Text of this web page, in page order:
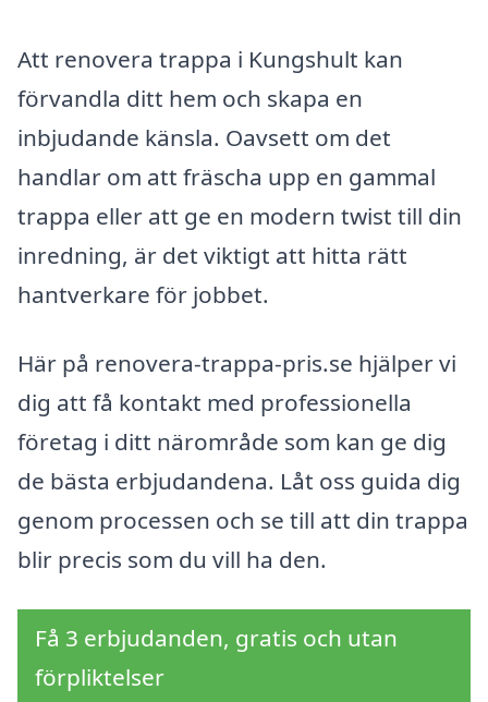
Att renovera trappa i Kungshult kan
förvandla ditt hem och skapa en
inbjudande känsla. Oavsett om det
handlar om att fräscha upp en gammal
trappa eller att ge en modern twist till din
inredning, är det viktigt att hitta rätt
hantverkare för jobbet.
Här på renovera-trappa-pris.se hjälper vi
dig att få kontakt med professionella
företag i ditt närområde som kan ge dig
de bästa erbjudandena. Låt oss guida dig
genom processen och se till att din trappa
blir precis som du vill ha den.
Få 3 erbjudanden, gratis och utan
förpliktelser